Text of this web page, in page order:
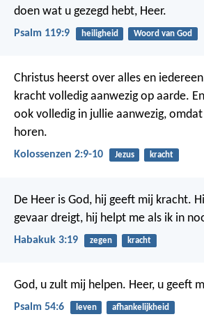
doen wat u gezegd hebt, Heer.
Psalm 119:9 heiligheid Woord van God
Christus heerst over alles en
kracht volledig aanwezig op aarde.
ook volledig in jullie aanwezig,
horen.
Kolossenzen 2:9-10 Jezus kracht
De Heer is God, hij geeft mij kracht.
gevaar dreigt, hij helpt me als ik in
Habakuk 3:19 zegen kracht
God, u zult mij helpen. Heer, u geeft
Psalm 54:6 leven afhankelijkheid